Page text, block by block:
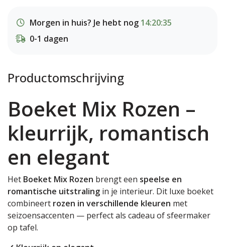
Morgen in huis? Je hebt nog 14:20:35
0-1 dagen
Productomschrijving
Boeket Mix Rozen –
kleurrijk, romantisch
en elegant
Het Boeket Mix Rozen brengt een speelse en
romantische uitstraling in je interieur. Dit luxe boeket
combineert rozen in verschillende kleuren met
seizoensaccenten — perfect als cadeau of sfeermaker
op tafel.